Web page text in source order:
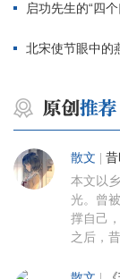
启功先生的“四
北宋使节眼中的
散文
本文以
光。曾
撑自己
之后，